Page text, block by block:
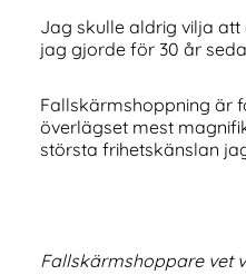
Jag skulle aldrig vilja
jag gjorde för 30 år
Fallskärmshoppning är
överlägset mest
största frihetskänslan
Fallskärmshoppare vet